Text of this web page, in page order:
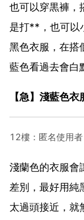
也可以穿黒褲，
是打**，也可以
黑色衣服，在搭
藍色看過去會白
【急】淺藍色
12樓：匿名使用者
淺蘭色的衣服會
差別，最好用純
太過頭接近，就